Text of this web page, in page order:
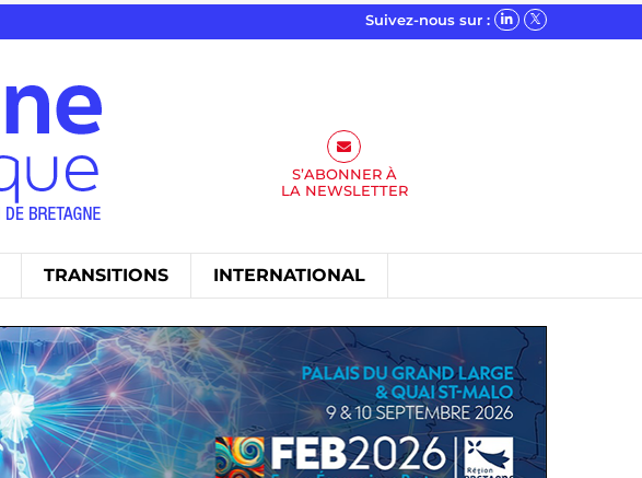
Suivez-nous sur :
S’ABONNER À
LA NEWSLETTER
TRANSITIONS INTERNATIONAL